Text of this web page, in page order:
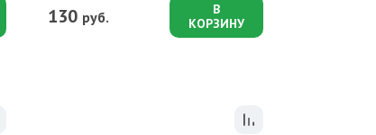
130 руб.
В
КОРЗИНУ